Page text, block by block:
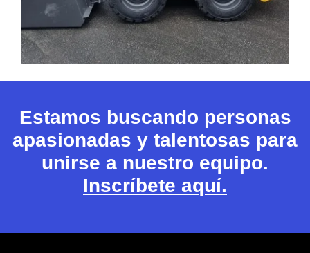
Estamos buscando personas
apasionadas y talentosas para
unirse a nuestro equipo.
Inscríbete aquí.